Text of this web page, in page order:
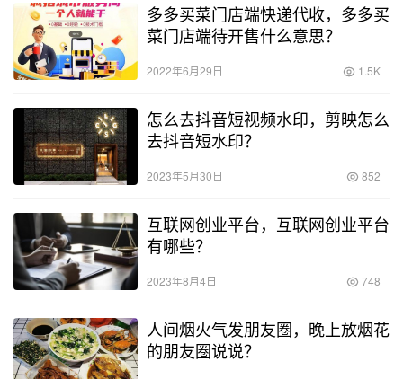
多多买菜门店端快递代收，多多买
菜门店端待开售什么意思？
2022年6月29日 1.5K
怎么去抖音短视频水印，剪映怎么
去抖音短水印？
2023年5月30日 852
互联网创业平台，互联网创业平台
有哪些？
2023年8月4日 748
人间烟火气发朋友圈，晚上放烟花
的朋友圈说说？